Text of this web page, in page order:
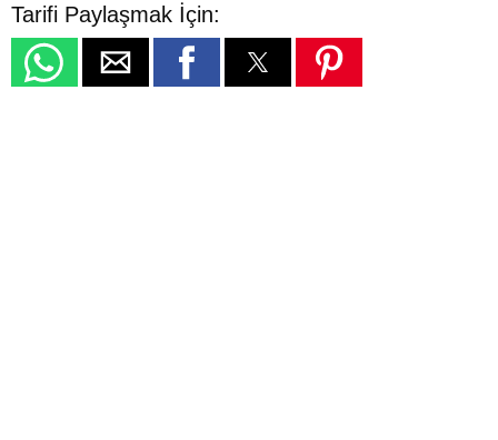
Tarifi Paylaşmak İçin: